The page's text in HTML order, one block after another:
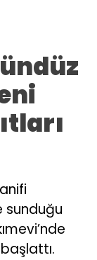
sunduğu